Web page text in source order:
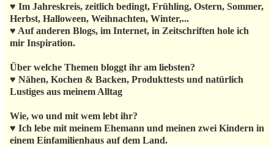
♥ Im Jahreskreis, zeitlich bedingt, Frühling, Ostern, Sommer,
Herbst, Halloween, Weihnachten, Winter,...
♥ Auf anderen Blogs, im Internet, in Zeitschriften hole ich
mir Inspiration.
Über welche Themen bloggt ihr am liebsten?
♥ Nähen, Kochen & Backen, Produkttests und natürlich
Lustiges aus meinem Alltag
Wie, wo und mit wem lebt ihr?
♥ Ich lebe mit meinem Ehemann und meinen zwei Kindern in
einem Einfamilienhaus auf dem Land.